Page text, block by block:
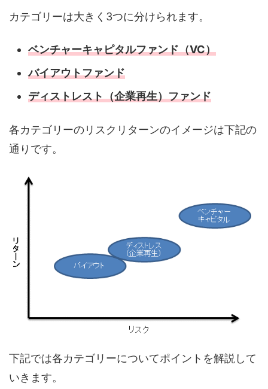
カテゴリーは大きく3つに分けられます。
ベンチャーキャピタルファンド（VC）
バイアウトファンド
ディストレスト（企業再生）ファンド
各カテゴリーのリスクリターンのイメージは下記の
通りです。
下記では各カテゴリーについてポイントを解説して
いきます。